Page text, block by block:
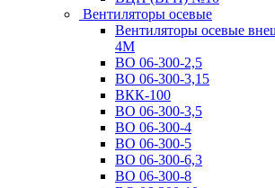
Вентиляторы осевые
Вентиляторы осевые
4М
ВО 06-300-2,5
ВО 06-300-3,15
ВКК-100
ВО 06-300-3,5
ВО 06-300-4
ВО 06-300-5
ВО 06-300-6,3
ВО 06-300-8